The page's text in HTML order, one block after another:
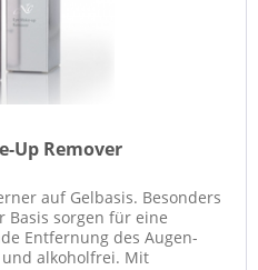
Up Remover
auf Gelbasis. Besonders
Basis sorgen für eine
Entfernung des Augen-
alkoholfrei. Mit